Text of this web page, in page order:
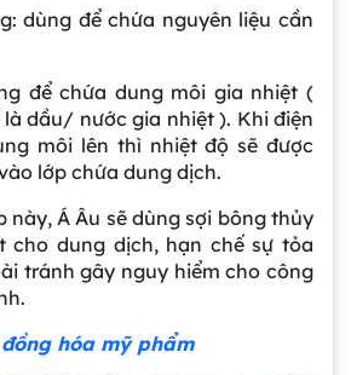
dùng để chứa nguyên liệu cần
để chứa dung môi gia nhiệt (
dầu/ nước gia nhiệt ). Khi điện
môi lên thì nhiệt độ sẽ được
lớp chứa dung dịch.
này, Á Âu sẽ dùng sợi bông thủy
cho dung dịch, hạn chế sự tỏa
tránh gây nguy hiểm cho công
hóa mỹ phẩm